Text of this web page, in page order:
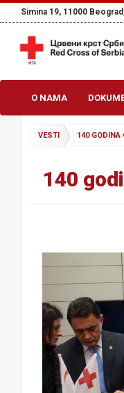
Simina 19, 11000
O NAMA
VESTI 140 GODINA
140